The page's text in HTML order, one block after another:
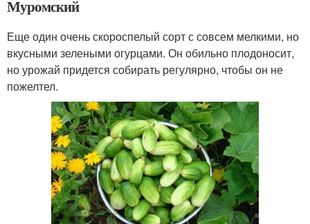
Муромский
Еще один очень скороспелый сорт с совсем мелкими, но
вкусными зелеными огурцами. Он обильно плодоносит,
но урожай придется собирать регулярно, чтобы он не
пожелтел.